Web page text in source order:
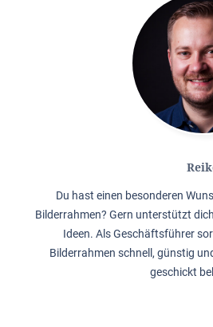
Du hast einen besonderen
Bilderrahmen? Gern unterstützt
Ideen. Als Geschäftsführer
Bilderrahmen schnell, günstig
geschickt